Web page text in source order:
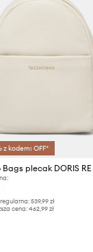
kodem: OFF*
plecak DORIS RE
539,99 zł
cena: 462,99 zł